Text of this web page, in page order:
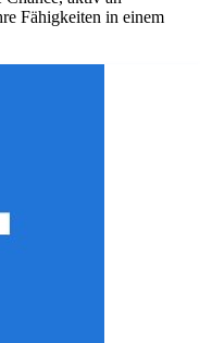
Fähigkeiten in einem